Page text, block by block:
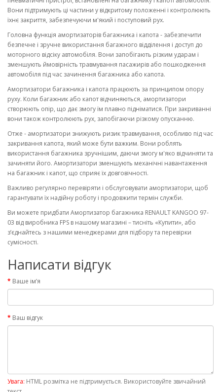
Вони підтримують ці частини у відкритому положенні і контролюють
їхнє закриття, забезпечуючи м'який і поступовий рух.
Головна функція амортизаторів багажника і капота - забезпечити
безпечне і зручне використання багажного відділення і доступ до
моторного відсіку автомобіля. Вони запобігають різким ударам і
зменшують ймовірність травмування пасажирів або пошкодження
автомобіля під час зачинення багажника або капота.
Амортизатори багажника і капота працюють за принципом опору
руху. Коли багажник або капот відчиняються, амортизатори
створюють опір, що дає змогу їм плавно підніматися. При закриванні
вони також контролюють рух, запобігаючи різкому опусканню.
Отже - амортизатори знижують ризик травмування, особливо під час
закривання капота, який може бути важким. Вони роблять
використання багажника зручнішим, даючи змогу м'яко відчиняти та
зачиняти його. Амортизатори зменшують механічні навантаження
на багажник і капот, що сприяє їх довговічності.
Важливо регулярно перевіряти і обслуговувати амортизатори, щоб
гарантувати їх надійну роботу і продовжити термін служби.
Ви можете придбати Амортизатор багажника RENAULT KANGOO 97-
03 від виробника FPS в нашому магазині – тисніть «Купити», або
з’єднайтесь з нашими менеджерами для підбору та перевірки
сумісності.
Написати відгук
Ваше ім’я
Ваш відгук
Увага: HTML розмітка не підтримується. Використовуйте звичайний